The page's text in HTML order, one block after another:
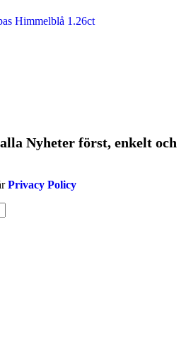
Himmelblå 1.26ct
alla Nyheter först, enkelt och
Privacy Policy